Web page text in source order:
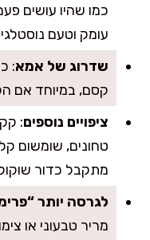
כמו שהיו עושים
עומק וטעם
שדרוג של אמא:
קסם, במיוחד אם
ציפויים נוספים:
טחונים, שומשום
מתקבל כדור
לגרסה יותר
מריר טבעוני או